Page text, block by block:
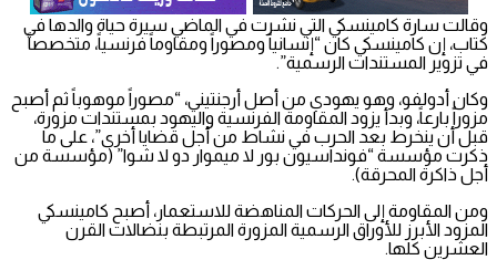
وقالت سارة كامينسكي التي نشرت في الماضي سيرة حياة والدها في
كتاب، إن كامينسكي كان “إنسانياً ومصوراً ومقاوماً فرنسياً، متخصصاً
في تزوير المستندات الرسمية”.
وكان أدولفو، وهو يهودي من أصل أرجنتيني، “مصوراً موهوباً ثم أصبح
مزوراً بارعاً، وبدأ يزود المقاومة الفرنسية واليهود بمستندات مزورة،
قبل أن ينخرط بعد الحرب في نشاط من أجل قضايا أخرى”، على ما
ذكرت مؤسسة “فونداسيون بور لا ميموار دو لا شوا” (مؤسسة من
أجل ذاكرة المحرقة).
ومن المقاومة إلى الحركات المناهضة للاستعمار، أصبح كامينسكي
المزود الأبرز للأوراق الرسمية المزورة المرتبطة بنضالات القرن
العشرين كلها.